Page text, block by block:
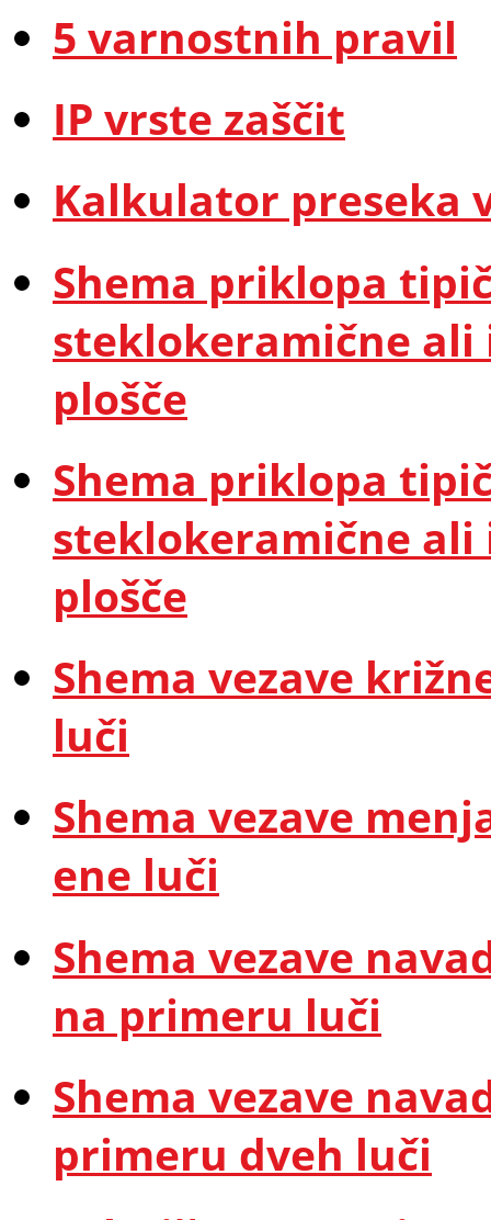
5 varnostnih pravil
IP vrste zaščit
Kalkulator preseka
Shema priklopa
steklokeramične
plošče
Shema priklopa
steklokeramične
plošče
Shema vezave
luči
Shema vezave
ene luči
Shema vezave
na primeru luči
Shema vezave
primeru dveh luči